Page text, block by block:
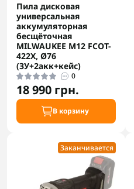
Пила дисковая
универсальная
аккумуляторная
бесщёточная
MILWAUKEE M12 FCOT-
422X, Ø76
(ЗУ+2акк+кейс)
0
18 990 грн.
В корзину
Заканчивается